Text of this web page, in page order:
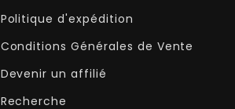
Politique d'expédition
Conditions Générales de Vente
Devenir un affilié
Recherche